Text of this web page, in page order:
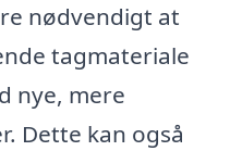
nødvendigt at
tagmateriale
nye, mere
Dette kan også